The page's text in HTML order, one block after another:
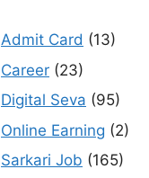
Admit Card (13)
Career (23)
Digital Seva (95)
Online Earning (2)
Sarkari Job (165)